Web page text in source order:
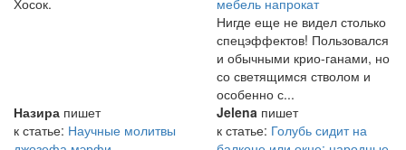
Нигде еще не видел столько
спецэффектов! Пользовался
и обычными крио-ганами, но
со светящимся стволом и
особенно с...
Назира пишет
к статье: Научные молитвы
Jelena пишет
к статье: Голубь сидит на